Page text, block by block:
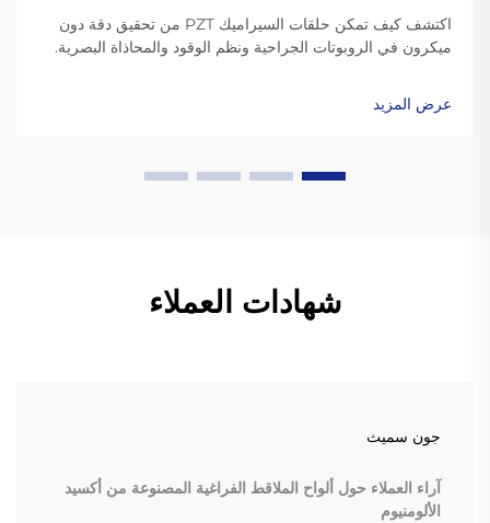
اكتشف كيف تمكن حلقات السيراميك PZT من تحقيق دقة دون
ميكرون في الروبوتات الجراحية ونظم الوقود والمحاذاة البصرية.
عرض المزيد
شهادات العملاء
جون سميث
آراء العملاء حول ألواح الملاقط الفراغية المصنوعة من أكسيد
الألومنيوم